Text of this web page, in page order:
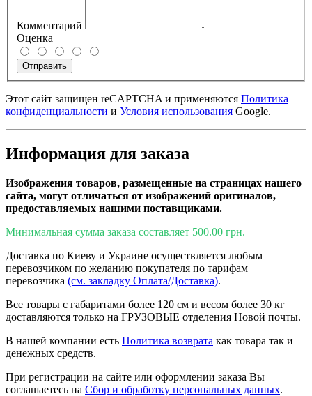
Комментарий
Оценка
Отправить
Этот сайт защищен reCAPTCHA и применяются Политика
конфиденциальности и Условия использования Google.
Информация для заказа
Изображения товаров, размещенные на страницах нашего
сайта, могут отличаться от изображений оригиналов,
предоставляемых нашими поставщиками.
Минимальная сумма заказа составляет 500.00 грн.
Доставка по Киеву и Украине осуществляется любым
перевозчиком по желанию покупателя по тарифам
перевозчика (см. закладку Оплата/Доставка).
Все товары с габаритами более 120 см и весом более 30 кг
доставляются только на ГРУЗОВЫЕ отделения Новой почты.
В нашей компании есть Политика возврата как товара так и
денежных средств.
При регистрации на сайте или оформлении заказа Вы
соглашаетесь на Сбор и обработку персональных данных.